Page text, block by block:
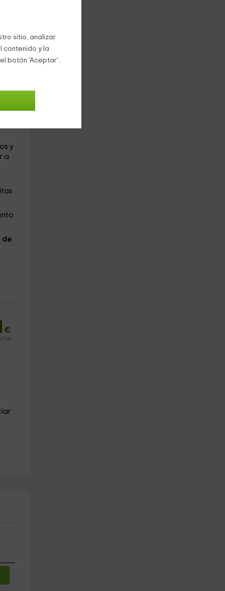
sitio, analizar
contenido y la
botón 'Aceptar'.
y
a
de
€